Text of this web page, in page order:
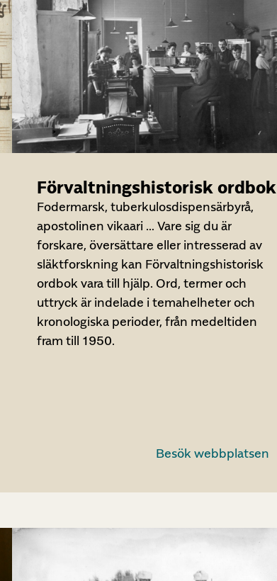
Förvaltningshistorisk ordbok
Fodermarsk, tuberkulosdispensärbyrå,
apostolinen vikaari … Vare sig du är
forskare, översättare eller intresserad av
släktforskning kan Förvaltningshistorisk
ordbok vara till hjälp. Ord, termer och
uttryck är indelade i temahelheter och
kronologiska perioder, från medeltiden
fram till 1950.
Besök webbplatsen